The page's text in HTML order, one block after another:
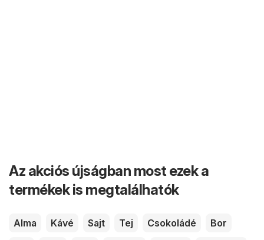
Az akciós újságban most ezek a
termékek is megtalálhatók
Alma Kávé Sajt Tej Csokoládé
Bor